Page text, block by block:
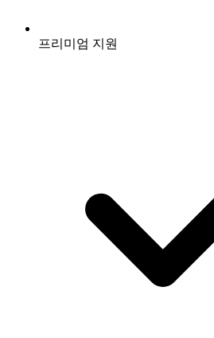
프리미엄 지원